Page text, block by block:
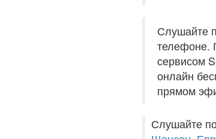
Слушайте
телефоне.
сервисом
онлайн
прямом
Слушайте